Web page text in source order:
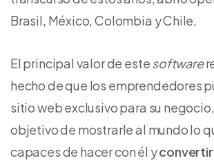
Brasil, México, Colombia y Chile.
El principal valor de estesoftware
hecho de que los emprendedores
sitio web exclusivo para su
objetivo de mostrarle al mundo lo
capaces de hacer con él yconvertir